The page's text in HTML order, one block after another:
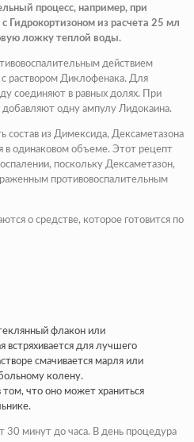
процесс, например, при
из расчета 25 мл
ложку теплой воды.
действием
раствором Диклофенака. Для
соединяют в равных долях. При
одну ампулу Лидокаина.
состав из Димексида, Дексаметазона
в одинаковом объеме. Этот рецепт
поскольку Дексаметазон,
противовоспалительным
о средстве, которое готовится по
флакон или
встряхивается для лучшего
смачивается марля или
колену.
том, что оно может храниться
30 минут до часа. В день процедура